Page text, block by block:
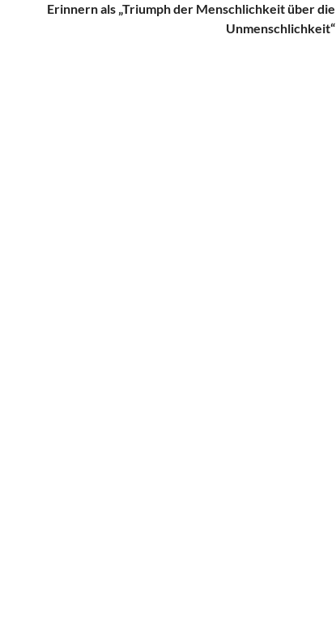
Erinnern als „Triumph der Menschlichkeit über die
Unmenschlichkeit“